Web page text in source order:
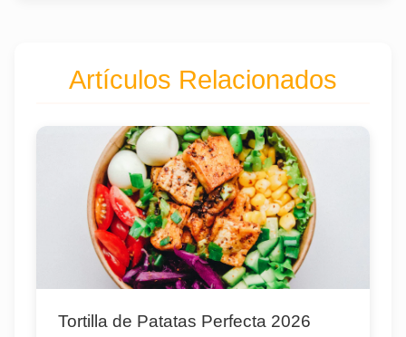
Artículos Relacionados
Tortilla de Patatas Perfecta 2026